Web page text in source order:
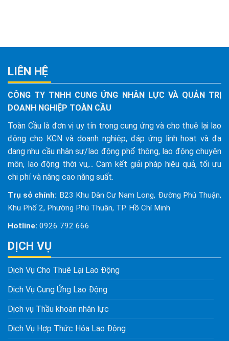
LIÊN HỆ
CÔNG TY TNHH CUNG ỨNG NHÂN LỰC VÀ QUẢN TRỊ
DOANH NGHIỆP TOÀN CẦU
Toàn Cầu là đơn vị uy tín trong cung ứng và cho thuê lại lao
động cho KCN và doanh nghiệp, đáp ứng linh hoạt và đa
dạng nhu cầu nhân sự/lao động phổ thông, lao động chuyên
môn, lao động thời vụ,... Cam kết giải pháp hiệu quả, tối ưu
chi phí và nâng cao năng suất.
Trụ sở chính: B23 Khu Dân Cư Nam Long, Đường Phú Thuận,
Khu Phố 2, Phường Phú Thuận, TP. Hồ Chí Minh
Hotline: 0926 792 666
DỊCH VỤ
Dịch Vụ Cho Thuê Lại Lao Động
Dịch Vụ Cung Ứng Lao Động
Dịch vụ Thầu khoán nhân lực
Dịch Vụ Hợp Thức Hóa Lao Động